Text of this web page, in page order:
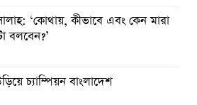
‘কোথায়, কীভাবে এবং কেন মারা
বলবেন?’
চ্যাম্পিয়ন বাংলাদেশ